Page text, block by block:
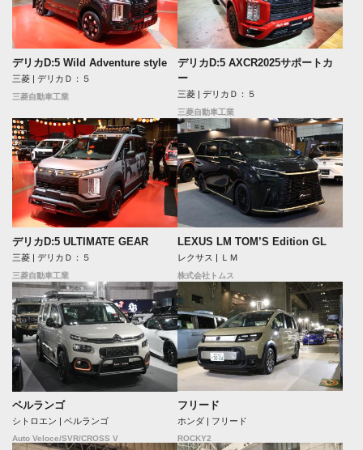
デリカD:5 Wild Adventure style
三菱 | デリカＤ：５
三菱自動車工業
デリカD:5 AXCR2025サポートカ
ー
三菱 | デリカＤ：５
三菱自動車工業
デリカD:5 ULTIMATE GEAR
三菱 | デリカＤ：５
三菱自動車工業
LEXUS LM TOM’S Edition GL
レクサス | ＬＭ
株式会社トムス
ベルランゴ
シトロエン | ベルランゴ
Auto Veloce/SVR/CROSS V
フリード
ホンダ | フリード
ROCKY2